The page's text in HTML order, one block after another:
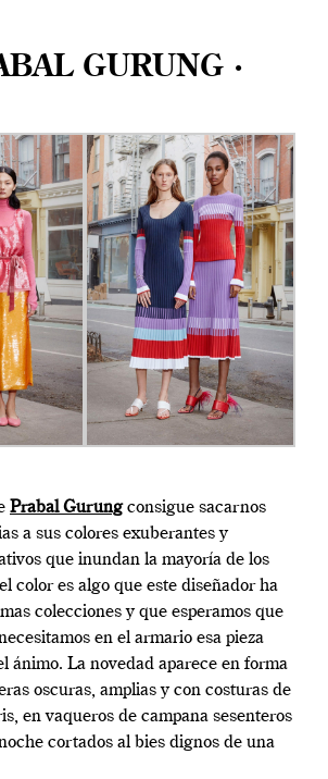
GURUNG ·
Prabal Gurungconsigue sacarnos
a sus colores exuberantes y
que inundan la mayoría de los
color es algo que este diseñador ha
colecciones y que esperamos que
en el armario esa pieza
ánimo. La novedad aparece en forma
oscuras, amplias y con costuras de
en vaqueros de campana sesenteros
cortados al bies dignos de una